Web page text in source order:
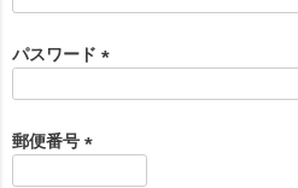
)
パスワード
)
郵便番号